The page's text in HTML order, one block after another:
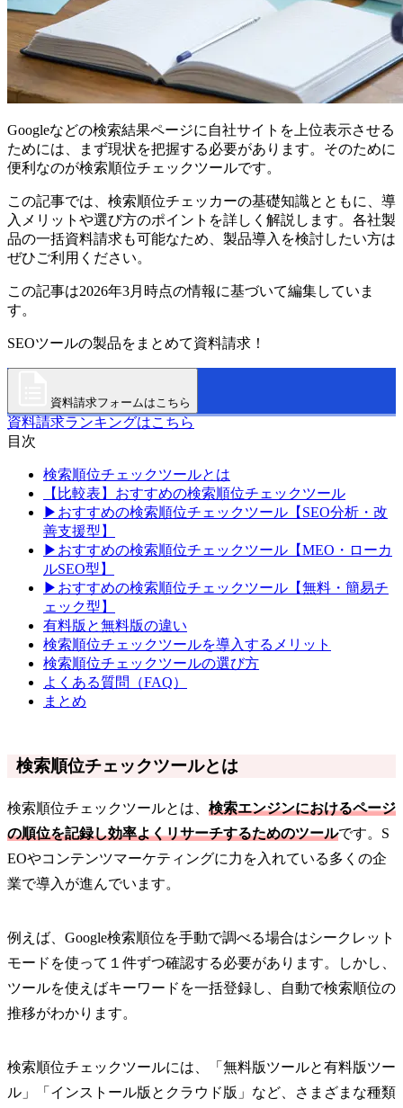
Googleなどの検索結果ページに自社サイトを上位表示させる
ためには、まず現状を把握する必要があります。そのために
便利なのが検索順位チェックツールです。
この記事では、検索順位チェッカーの基礎知識とともに、導
入メリットや選び方のポイントを詳しく解説します。各社製
品の一括資料請求も可能なため、製品導入を検討したい方は
ぜひご利用ください。
この記事は2026年3月時点の情報に基づいて編集していま
す。
SEOツールの製品をまとめて資料請求！
資料請求フォームはこちら
資料請求ランキングはこちら
目次
検索順位チェックツールとは
【比較表】おすすめの検索順位チェックツール
▶おすすめの検索順位チェックツール【SEO分析・改
善支援型】
▶おすすめの検索順位チェックツール【MEO・ローカ
ルSEO型】
▶おすすめの検索順位チェックツール【無料・簡易チ
ェック型】
有料版と無料版の違い
検索順位チェックツールを導入するメリット
検索順位チェックツールの選び方
よくある質問（FAQ）
まとめ
検索順位チェックツールとは
検索順位チェックツールとは、 検索エンジンにおけるページ
の順位を記録し効率よくリサーチするためのツールです。S
EOやコンテンツマーケティングに力を入れている多くの企
業で導入が進んでいます。
例えば、Google検索順位を手動で調べる場合はシークレット
モードを使って１件ずつ確認する必要があります。しかし、
ツールを使えばキーワードを一括登録し、自動で検索順位の
推移がわかります。
検索順位チェックツールには、「無料版ツールと有料版ツー
ル」「インストール版とクラウド版」など、さまざまな種類